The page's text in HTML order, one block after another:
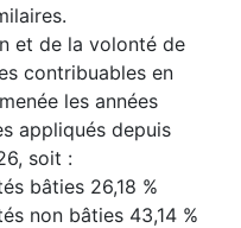
et de la volonté de
contribuables en
les années
appliqués depuis
soit :
bâties 26,18 %
non bâties 43,14 %